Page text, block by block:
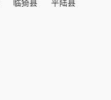
临猗县 平陆县